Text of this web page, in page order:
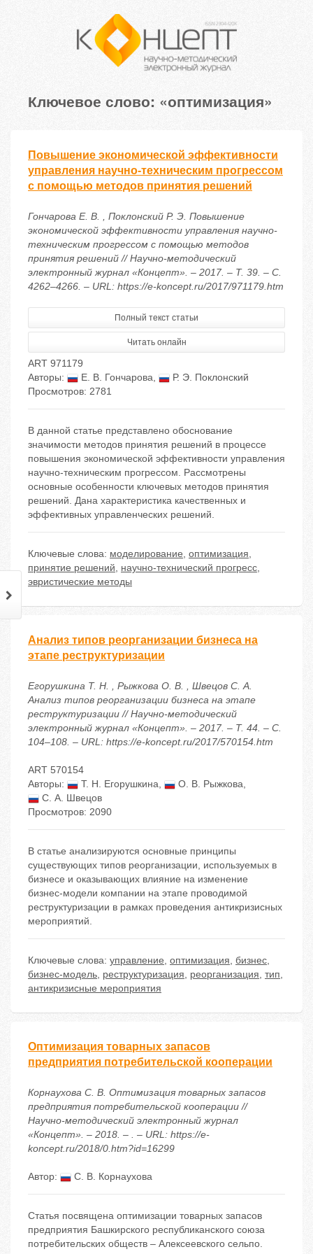
Ключевое слово: «оптимизация»
Повышение экономической эффективности
управления научно-техническим прогрессом
с помощью методов принятия решений
Гончарова Е. В. , Поклонский Р. Э. Повышение
экономической эффективности управления научно-
техническим прогрессом с помощью методов
принятия решений // Научно-методический
электронный журнал «Концепт». – 2017. – Т. 39. – С.
4262–4266. – URL: https://e-koncept.ru/2017/971179.htm
Полный текст статьи
Читать онлайн
ART 971179
Авторы:
Е. В. Гончарова,
Р. Э. Поклонский
Просмотров: 2781
В данной статье представлено обоснование
значимости методов принятия решений в процессе
повышения экономической эффективности управления
научно-техническим прогрессом. Рассмотрены
основные особенности ключевых методов принятия
решений. Дана характеристика качественных и
эффективных управленческих решений.
Ключевые слова: моделирование, оптимизация,
принятие решений, научно-технический прогресс,
эвристические методы
Анализ типов реорганизации бизнеса на
этапе реструктуризации
Егорушкина Т. Н. , Рыжкова О. В. , Швецов С. А.
Анализ типов реорганизации бизнеса на этапе
реструктуризации // Научно-методический
электронный журнал «Концепт». – 2017. – Т. 44. – С.
104–108. – URL: https://e-koncept.ru/2017/570154.htm
ART 570154
Авторы:
Т. Н. Егорушкина, О. В. Рыжкова,
С. А. Швецов
Просмотров: 2090
В статье анализируются основные принципы
существующих типов реорганизации, используемых в
бизнесе и оказывающих влияние на изменение
бизнес-модели компании на этапе проводимой
реструктуризации в рамках проведения антикризисных
мероприятий.
Ключевые слова: управление, оптимизация, бизнес,
бизнес-модель, реструктуризация, реорганизация, тип,
антикризисные мероприятия
Оптимизация товарных запасов
предприятия потребительской кооперации
Корнаухова С. В. Оптимизация товарных запасов
предприятия потребительской кооперации //
Научно-методический электронный журнал
«Концепт». – 2018. – . – URL: https://e-
koncept.ru/2018/0.htm?id=16299
Автор: С. В. Корнаухова
Статья посвящена оптимизации товарных запасов
предприятия Башкирского республиканского союза
потребительских обществ – Алексеевского сельпо.